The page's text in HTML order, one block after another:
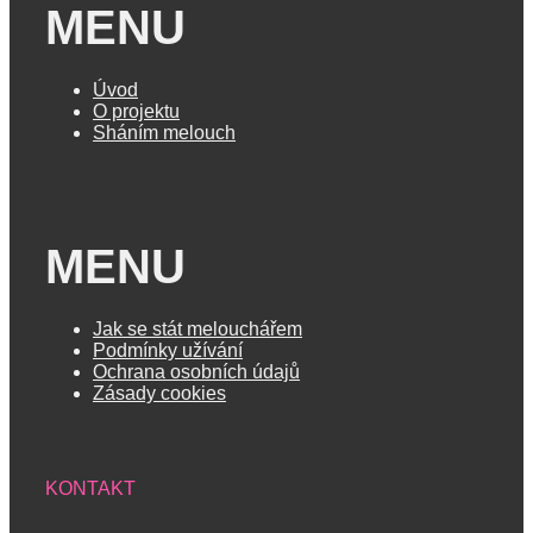
MENU
Úvod
O projektu
Sháním melouch
MENU
Jak se stát melouchářem
Podmínky užívání
Ochrana osobních údajů
Zásady cookies
KONTAKT